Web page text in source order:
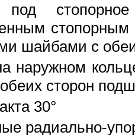
под
шайбами с
наружном
сторон
30°
радиально-